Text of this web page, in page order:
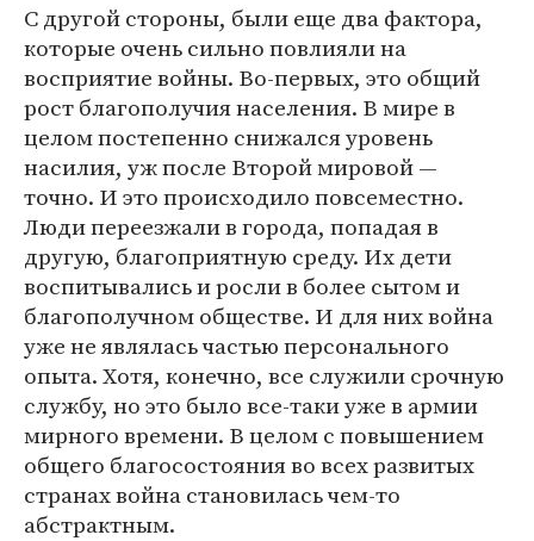
С другой стороны, были еще два фактора,
которые очень сильно повлияли на
восприятие войны. Во-первых, это общий
рост благополучия населения. В мире в
целом постепенно снижался уровень
насилия, уж после Второй мировой —
точно. И это происходило повсеместно.
Люди переезжали в города, попадая в
другую, благоприятную среду. Их дети
воспитывались и росли в более сытом и
благополучном обществе. И для них война
уже не являлась частью персонального
опыта. Хотя, конечно, все служили срочную
службу, но это было все-таки уже в армии
мирного времени. В целом с повышением
общего благосостояния во всех развитых
странах война становилась чем-то
абстрактным.